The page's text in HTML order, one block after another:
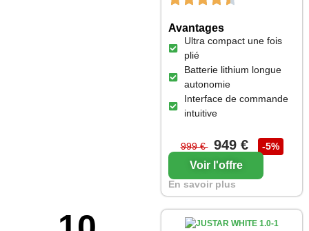
Avantages
Ultra compact une fois
plié
Batterie lithium longue
autonomie
Interface de commande
intuitive
999 € 949 € -5%
Voir l'offre
En savoir plus